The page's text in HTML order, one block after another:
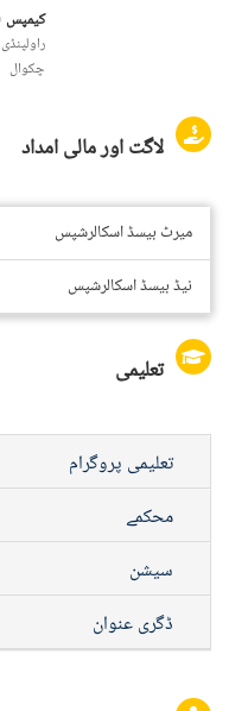
کیمپس
راولپنڈی
چکوال
لاگت اور مالی امداد
میرٹ بیسڈ اسکالرشپس
نیڈ بیسڈ اسکالرشپس
تعلیمی
تعلیمی پروگرام
محکمے
سیشن
ڈگری عنوان